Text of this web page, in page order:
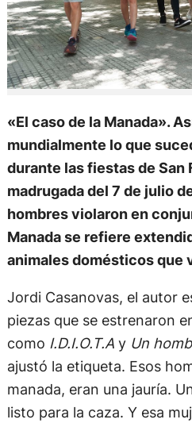
«El caso de la Manada».
mundialmente lo que
durante las fiestas de San
madrugada del 7 de julio
hombres violaron en
Manada se refiere
animales domésticos que
Jordi Casanovas, el autor
piezas que se estrenaron
como I.D.I.O.T.Ay Un
ajustó la etiqueta. Esos
manada, eran una jauría.
listo para la caza. Y esa